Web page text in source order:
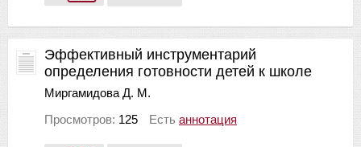
Эффективный инструментарий
определения готовности детей к школе
Миргамидова Д. М.
Просмотров: 125 Есть аннотация